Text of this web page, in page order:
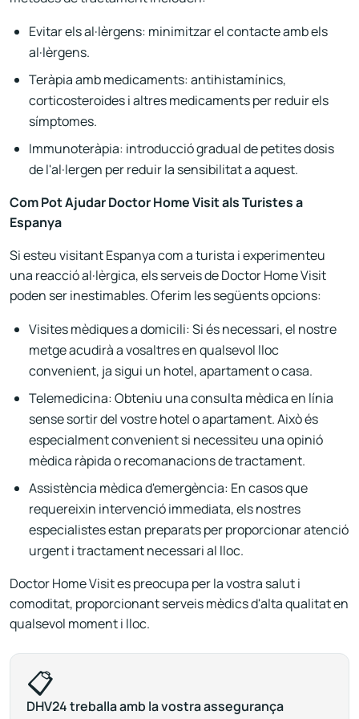
Evitar els al·lèrgens: minimitzar el contacte amb els
al·lèrgens.
Teràpia amb medicaments: antihistamínics,
corticosteroides i altres medicaments per reduir els
símptomes.
Immunoteràpia: introducció gradual de petites dosis
de l'al·lergen per reduir la sensibilitat a aquest.
Com Pot Ajudar Doctor Home Visit als Turistes a
Espanya
Si esteu visitant Espanya com a turista i experimenteu
una reacció al·lèrgica, els serveis de Doctor Home Visit
poden ser inestimables. Oferim les següents opcions:
Visites mèdiques a domicili: Si és necessari, el nostre
metge acudirà a vosaltres en qualsevol lloc
convenient, ja sigui un hotel, apartament o casa.
Telemedicina: Obteniu una consulta mèdica en línia
sense sortir del vostre hotel o apartament. Això és
especialment convenient si necessiteu una opinió
mèdica ràpida o recomanacions de tractament.
Assistència mèdica d'emergència: En casos que
requereixin intervenció immediata, els nostres
especialistes estan preparats per proporcionar atenció
urgent i tractament necessari al lloc.
Doctor Home Visit es preocupa per la vostra salut i
comoditat, proporcionant serveis mèdics d'alta qualitat en
qualsevol moment i lloc.
📋
DHV24 treballa amb la vostra assegurança